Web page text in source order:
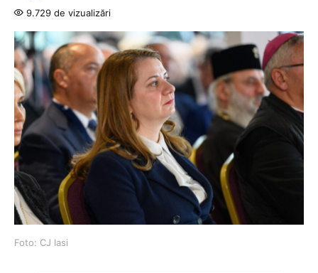
9.729 de vizualizări
Foto: CJ Iasi